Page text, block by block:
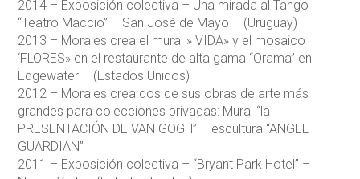
2014 – Exposición colectiva – Una mirada al Tango
“Teatro Maccio” – San José de Mayo – (Uruguay)
2013 – Morales crea el mural » VIDA» y el mosaico
‘FLORES» en el restaurante de alta gama “Orama” en
Edgewater – (Estados Unidos)
2012 – Morales crea dos de sus obras de arte más
grandes para colecciones privadas: Mural “la
PRESENTACIÓN DE VAN GOGH” – escultura “ANGEL
GUARDIAN”
2011 – Exposición colectiva – “Bryant Park Hotel” –